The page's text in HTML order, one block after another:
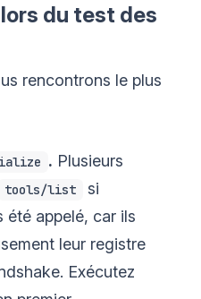
du test des
rencontrons le plus
. Plusieurs
tools/list si
été appelé, car ils
leur registre
Exécutez